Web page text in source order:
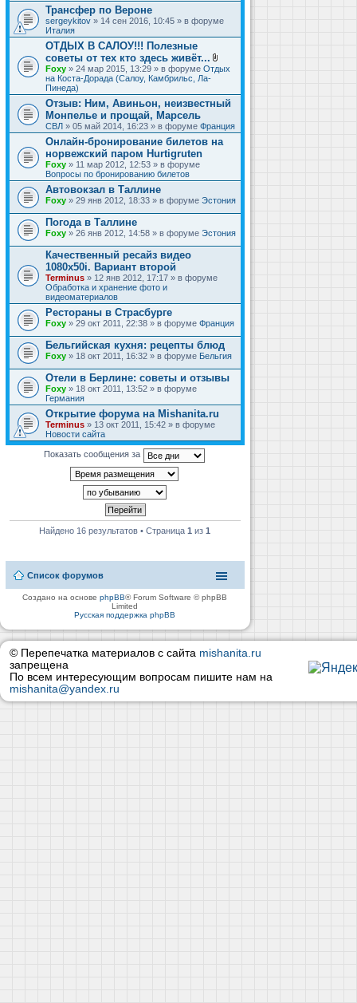
Трансфер по Вероне
sergeykitov » 14 сен 2016, 10:45 » в форуме
Италия
ОТДЫХ В САЛОУ!!! Полезные
советы от тех кто здесь живёт...
В
л
ж
е
и
я
Foxy » 24 мар 2015, 13:29 » в форуме Отдых
на Коста-Дорада (Салоу, Камбрильс, Ла-
Пинеда)
Отзыв: Ним, Авиньон, неизвестный
Монпелье и прощай, Марсель
СВЛ » 05 май 2014, 16:23 » в форуме Франция
Онлайн-бронирование билетов на
норвежский паром Hurtigruten
Foxy » 11 мар 2012, 12:53 » в форуме
Вопросы по бронированию билетов
Автовокзал в Таллине
Foxy » 29 янв 2012, 18:33 » в форуме Эстония
Погода в Таллине
Foxy » 26 янв 2012, 14:58 » в форуме Эстония
Качественный ресайз видео
1080x50i. Вариант второй
Terminus » 12 янв 2012, 17:17 » в форуме
Обработка и хранение фото и
видеоматериалов
Рестораны в Страсбурге
Foxy » 29 окт 2011, 22:38 » в форуме Франция
Бельгийская кухня: рецепты блюд
Foxy » 18 окт 2011, 16:32 » в форуме Бельгия
Отели в Берлине: советы и отзывы
Foxy » 18 окт 2011, 13:52 » в форуме
Германия
Открытие форума на Mishanita.ru
Terminus » 13 окт 2011, 15:42 » в форуме
Новости сайта
Показать сообщения за
Найдено 16 результатов • Страница1 из1
Список форумов
Создано на основеphpBB® Forum Software © phpBB
Limited
Русская поддержка phpBB
© Перепечатка материалов с сайта mishanita.ru
запрещена
По всем интересующим вопросам пишите нам на
mishanita@yandex.ru